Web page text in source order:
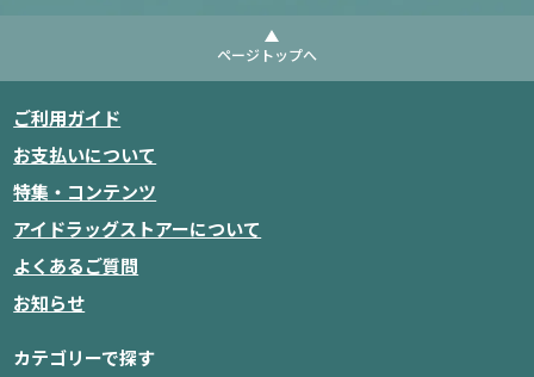
ページトップへ
ご利用ガイド
お支払いについて
特集・コンテンツ
アイドラッグストアーについて
よくあるご質問
お知らせ
カテゴリーで探す